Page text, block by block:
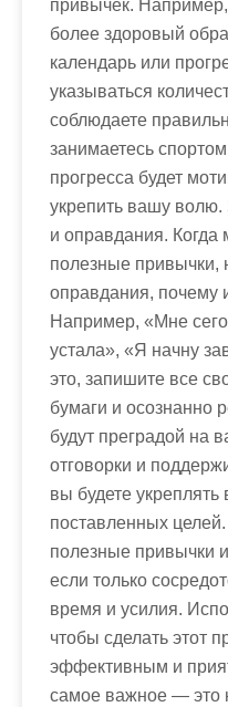
привычек.
более здоровый
календарь или
указываться
соблюдаете
занимаетесь
прогресса будет
укрепить вашу волю.
и оправдания.
полезные привычки,
оправдания, почему
Например, «Мне
устала», «Я начну
это, запишите все
бумаги и осознанно
будут преградой на
отговорки и
вы будете
поставленных
полезные привычки
если только
время и усилия.
чтобы сделать этот
эффективным и
самое важное —